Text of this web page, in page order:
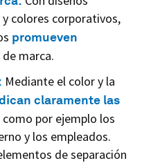
colores corporativos,
promueven
de marca.
Mediante el color y la
claramente las
como por ejemplo los
y los empleados.
de separación